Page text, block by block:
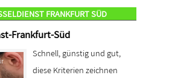
FRANKFURT SÜD
Frankfurt-Süd
Schnell, günstig und gut,
diese Kriterien zeichnen